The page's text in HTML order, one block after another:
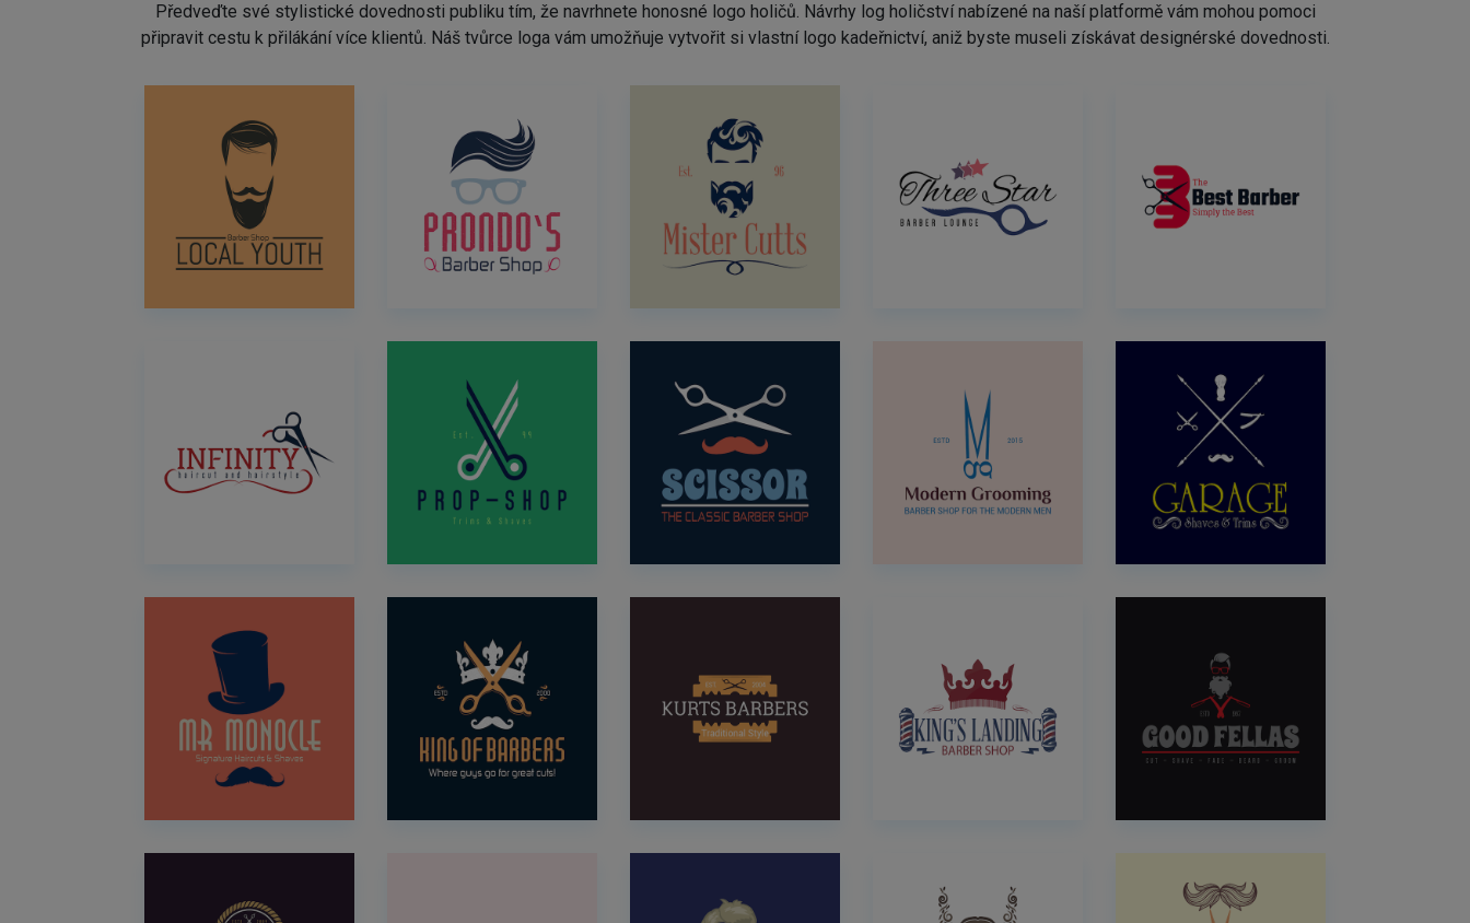
Předveďte své stylistické dovednosti publiku tím, že navrhnete honosné logo holičů. Návrhy log holičství nabízené na naší platformě vám mohou pomoci
připravit cestu k přilákání více klientů. Náš tvůrce loga vám umožňuje vytvořit si vlastní logo kadeřnictví, aniž byste museli získávat designérské dovednosti.